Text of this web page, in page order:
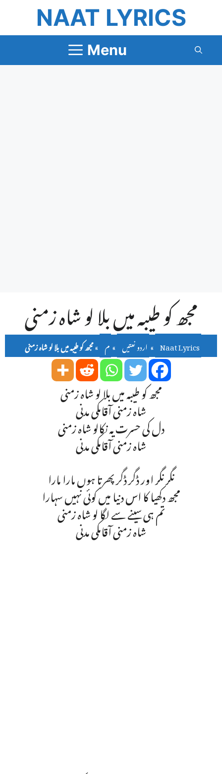
content
NAAT LYRICS
Menu
مجھ کو طیبہ میں بلا لو شاہ زمنی
Naat Lyrics
»اردو نعتیں »م »مجھ کو طیبہ میں بلا لو شاہ زمنی
مجھ کو طیبہ میں بلا لو شاہ زمنی
شاہ زمنی آقامکی مدنی
دل کی حسرت یہ نکالو شاہ زمنی
شاہ زمنی آقامکی مدنی
نگر نگر اور ڈگر ڈگر پھرتا ہوں مارا مارا
مجھ دکھیا کا اس دنیا میں کوئی نہیں سہارا
تم ہی سینے سے لگا لو شاہ زمنی
شاہ زمنی آقامکی مدنی